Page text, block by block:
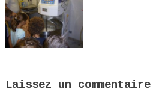
Laissez un commentaire